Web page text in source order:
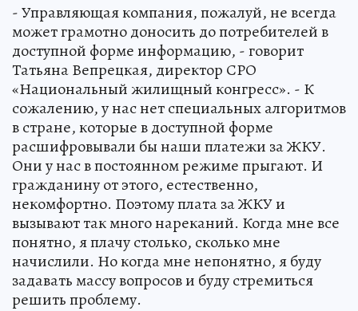
- Управляющая компания, пожалуй, не всегда
может грамотно доносить до потребителей в
доступной форме информацию, - говорит
Татьяна Вепрецкая, директор СРО
«Национальный жилищный конгресс». - К
сожалению, у нас нет специальных алгоритмов
в стране, которые в доступной форме
расшифровывали бы наши платежи за ЖКУ.
Они у нас в постоянном режиме прыгают. И
гражданину от этого, естественно,
некомфортно. Поэтому плата за ЖКУ и
вызывают так много нареканий. Когда мне все
понятно, я плачу столько, сколько мне
начислили. Но когда мне непонятно, я буду
задавать массу вопросов и буду стремиться
решить проблему.